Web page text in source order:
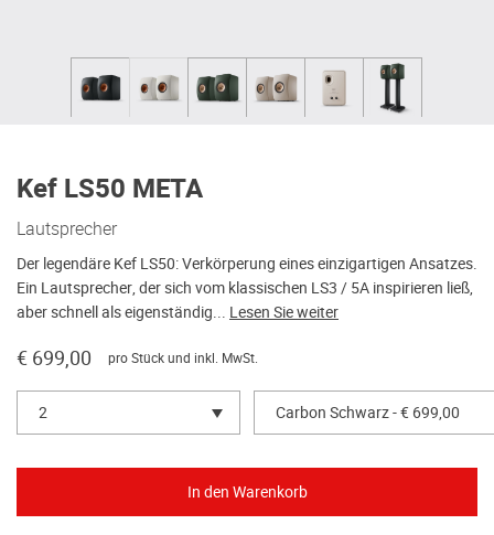
Kef LS50 META
Lautsprecher
Der legendäre Kef LS50: Verkörperung eines einzigartigen Ansatzes.
Ein Lautsprecher, der sich vom klassischen LS3 / 5A inspirieren ließ,
aber schnell als eigenständig... Lesen Sie weiter
€ 699,00 pro Stück und inkl. MwSt.
2 Carbon Schwarz - € 699,00